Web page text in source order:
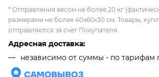
* Отправления весом не более 20 кг
размерами не более 40х60х30 см. Товары,
отправляются за счет Покупателя.
Адресная доставка:
независимо от cуммы - по тарифам